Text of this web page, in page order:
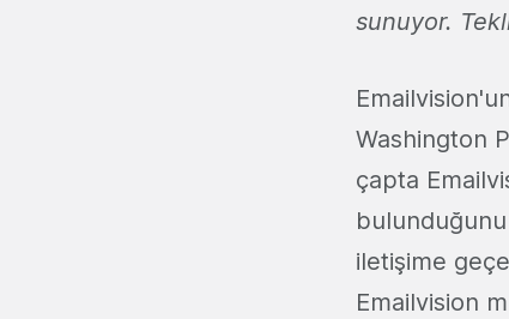
sunuyor.
Washington
çapta
iletişime
Emailvision